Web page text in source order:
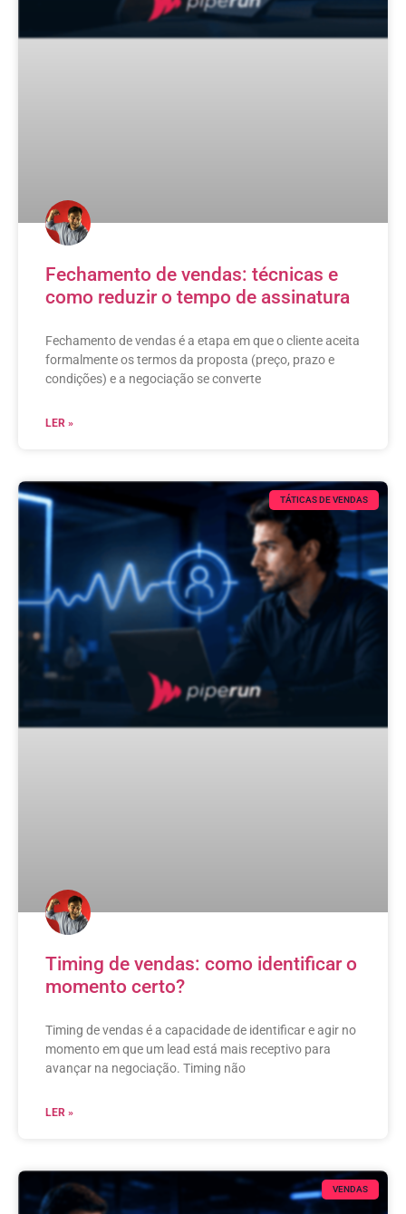
Fechamento de vendas: técnicas e
como reduzir o tempo de assinatura
Fechamento de vendas é a etapa em que o cliente aceita
formalmente os termos da proposta (preço, prazo e
condições) e a negociação se converte
LER »
TÁTICAS DE VENDAS
Timing de vendas: como identificar o
momento certo?
Timing de vendas é a capacidade de identificar e agir no
momento em que um lead está mais receptivo para
avançar na negociação. Timing não
LER »
VENDAS